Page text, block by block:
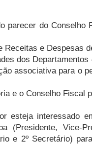
parecer do Conselho
Receitas e Despesas
dos Departamentos
associativa para o
e o Conselho Fiscal
esteja interessado
(Presidente, Vice-
e 2º Secretário)